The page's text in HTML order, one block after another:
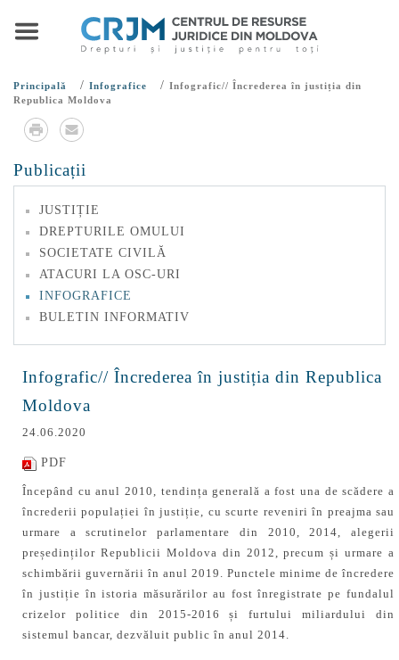
Principală / Infografice / Infografic// Încrederea în justiția din
Republica Moldova
Publicații
JUSTIȚIE
DREPTURILE OMULUI
SOCIETATE CIVILĂ
ATACURI LA OSC-URI
INFOGRAFICE
BULETIN INFORMATIV
Infografic// Încrederea în justiția din Republica
Moldova
24.06.2020
PDF
Începând cu anul 2010, tendința generală a fost una de scădere a
încrederii populației în justiție, cu scurte reveniri în preajma sau
urmare a scrutinelor parlamentare din 2010, 2014, alegerii
președinților Republicii Moldova din 2012, precum și urmare a
schimbării guvernării în anul 2019. Punctele minime de încredere
în justiție în istoria măsurărilor au fost înregistrate pe fundalul
crizelor politice din 2015-2016 și furtului miliardului din
sistemul bancar, dezvăluit public în anul 2014.